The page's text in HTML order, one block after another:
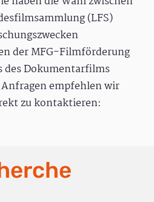
(LFS)
der MFG-Filmförderung
des Dokumentarfilms
empfehlen wir
zu kontaktieren: